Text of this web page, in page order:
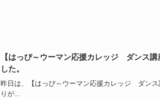
【はっぴ～ウーマン応援カレッジ ダンス講
した。
昨日は、【はっぴ～ウーマン応援カレッジ ダンス
りが...